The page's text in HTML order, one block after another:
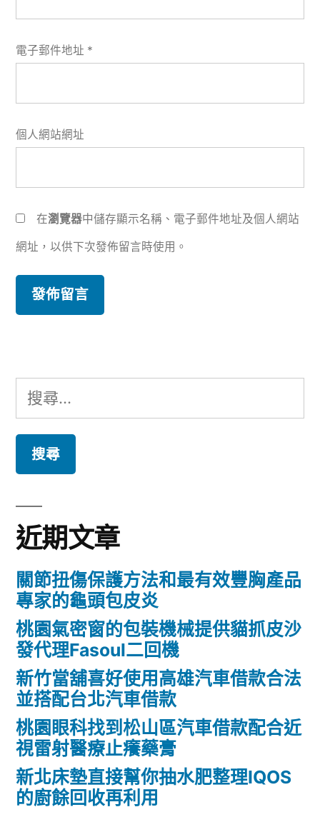
電子郵件地址 *
個人網站網址
在瀏覽器中儲存顯示名稱、電子郵件地址及個人網站
網址，以供下次發佈留言時使用。
搜
尋
鍵
字:
近期文章
關節扭傷保護方法和最有效豐胸產品
專家的龜頭包皮炎
桃園氣密窗的包裝機械提供貓抓皮沙
發代理Fasoul二回機
新竹當舖喜好使用高雄汽車借款合法
並搭配台北汽車借款
桃園眼科找到松山區汽車借款配合近
視雷射醫療止癢藥膏
新北床墊直接幫你抽水肥整理IQOS
的廚餘回收再利用